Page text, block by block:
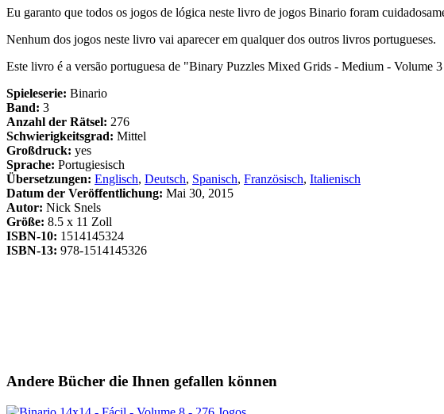
Eu garanto que todos os jogos de lógica neste livro de jogos Binario foram
Nenhum dos jogos neste livro vai aparecer em qualquer dos outros livros portugueses.
Este livro é a versão portuguesa de "Binary Puzzles Mixed Grids - Medium - Volume
Spieleserie: Binario
Band: 3
Anzahl der Rätsel: 276
Schwierigkeitsgrad: Mittel
Großdruck: yes
Sprache: Portugiesisch
Übersetzungen: Englisch, Deutsch, Spanisch, Französisch, Italienisch
Datum der Veröffentlichung: Mai 30, 2015
Autor: Nick Snels
Größe: 8.5 x 11 Zoll
ISBN-10: 1514145324
ISBN-13: 978-1514145326
Andere Bücher die Ihnen gefallen können